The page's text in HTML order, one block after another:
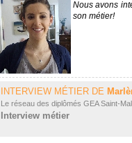
Nous avons
son métier!
INTERVIEW MÉTIER DE
Le réseau des diplômés GEA Saint-
Interview métier